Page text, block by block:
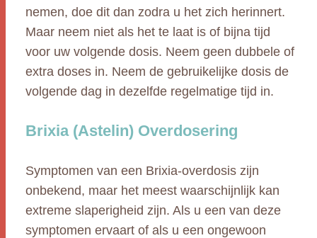
nemen, doe dit dan zodra u het zich herinnert.
Maar neem niet als het te laat is of bijna tijd
voor uw volgende dosis. Neem geen dubbele of
extra doses in. Neem de gebruikelijke dosis de
volgende dag in dezelfde regelmatige tijd in.
Brixia (Astelin) Overdosering
Symptomen van een Brixia-overdosis zijn
onbekend, maar het meest waarschijnlijk kan
extreme slaperigheid zijn. Als u een van deze
symptomen ervaart of als u een ongewoon